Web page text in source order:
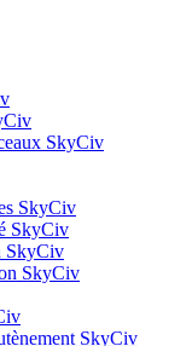
SkyCiv
SkyCiv
SkyCiv
SkyCiv
SkyCiv
SkyCiv